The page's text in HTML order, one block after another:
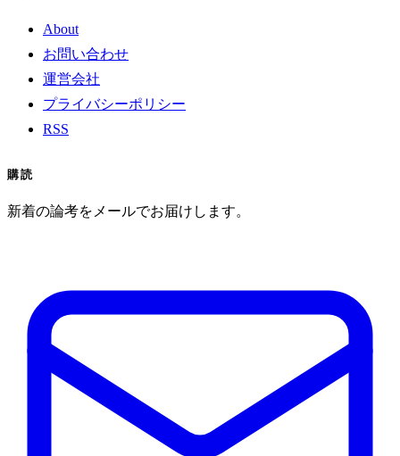
About
お問い合わせ
運営会社
プライバシーポリシー
RSS
購読
新着の論考をメールでお届けします。